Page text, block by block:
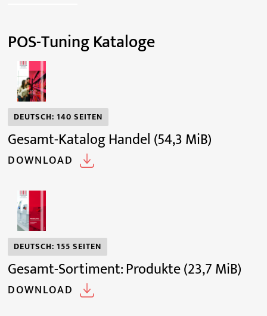
POS-Tuning Kataloge
DEUTSCH: 140 SEITEN
Gesamt-Katalog Handel (54,3 MiB)
DOWNLOAD
DEUTSCH: 155 SEITEN
Gesamt-Sortiment: Produkte(23,7 MiB)
DOWNLOAD